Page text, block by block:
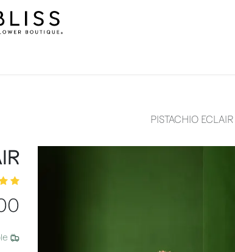
PISTACHIO ECLAIR